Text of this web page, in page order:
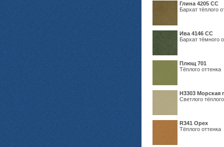
Глина 4205 СС
Бархат тёплого
Ива 4146 СС
Бархат тёмного
Плющ 701
Тёплого оттенка
H3303 Морская
Светлого
R341 Орех
Тёплого оттенка